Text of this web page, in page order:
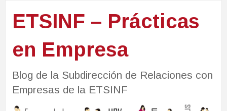
ETSINF – Prácticas
en Empresa
Blog de la Subdirección de Relaciones con
Empresas de la ETSINF